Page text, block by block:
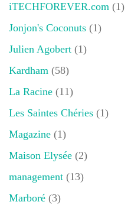
iTECHFOREVER.com (1)
Jonjon's Coconuts (1)
Julien Agobert (1)
Kardham (58)
La Racine (11)
Les Saintes Chéries (1)
Magazine (1)
Maison Elysée (2)
management (13)
Marboré (3)